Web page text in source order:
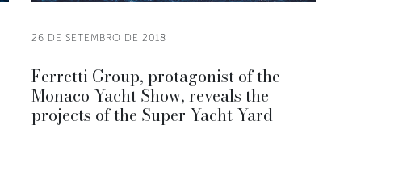
26 DE SETEMBRO DE 2018
Ferretti Group, protagonist of the
Monaco Yacht Show, reveals the
projects of the Super Yacht Yard